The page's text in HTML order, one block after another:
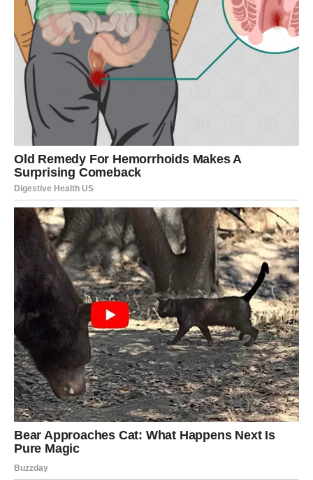
razmišljate, ali je rijetko izgovarate naglas.
Možda je riječ o poslovnom uspjehu, velikoj ljubavi,
putovanju, novom domu ili životnoj promjeni koja bi vam
donijela potpuno novu budućnost.
Upravo sada univerzum vam šalje prilike koje će vas
voditi prema ostvarenju tog cilja.
Nemojte odustajati ni kada vam se učini da napredak ide
sporije nego što biste željeli.
Pravi ljudi ulaze u vaš život
Tokom ovog perioda upoznaćete osobe koje će imati
veliki uticaj na vašu budućnost.
Neko će vam pomoći da ostvarite poslovni uspjeh, neko
će vas inspirisati da donesete važnu odluku, a jedna
osoba mogla bi zauzeti posebno mjesto u vašem srcu.
Budite otvoreni za nova poznanstva jer će upravo ona
donijeti najveće promjene.
Kako će vam se želje ostvariti?